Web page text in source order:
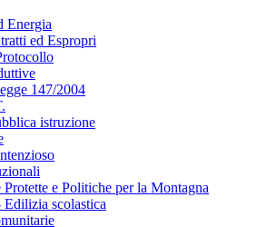
Energia
ed Espropri
147/2004
istruzione
Protette e Politiche per la Montagna
scolastica